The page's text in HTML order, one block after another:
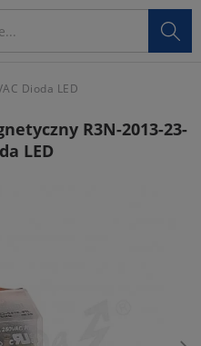

Dioda LED
R3N-2013-23-
LED